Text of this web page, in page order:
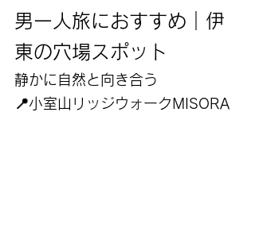
男一人旅におすすめ｜伊
東の穴場スポット
静かに自然と向き合う
📍小室山リッジウォークMISORA